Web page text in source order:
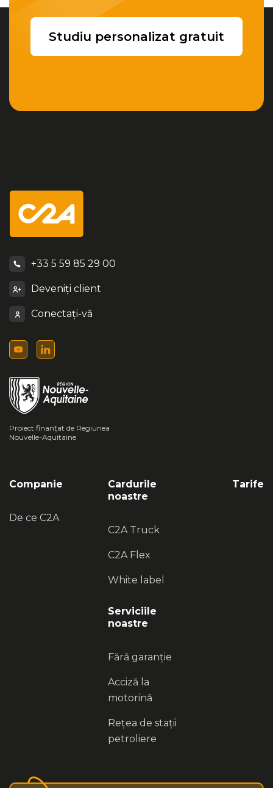
Studiu personalizat gratuit
+33 5 59 85 29 00
Deveniți client
Conectați-vă
Proiect finanțat de Regiunea
Nouvelle-Aquitaine
Companie
De ce C2A
Cardurile
noastre
C2A Truck
C2A Flex
White label
Serviciile
noastre
Fără garanție
Acciză la
motorină
Rețea de stații
petroliere
Tarife